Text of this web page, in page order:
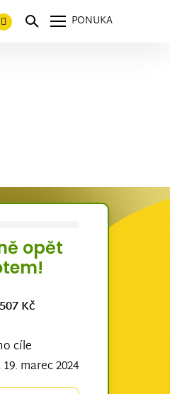
PONUKA
opět
Kč
cíle
marec 2024